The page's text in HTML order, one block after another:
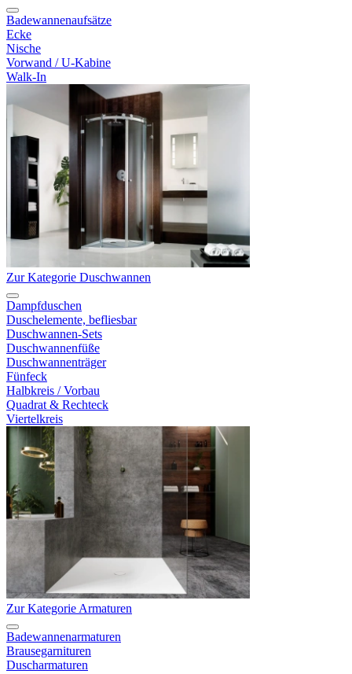
Badewannenaufsätze
Ecke
Nische
Vorwand / U-Kabine
Walk-In
Zur Kategorie Duschwannen
Dampfduschen
Duschelemente, befliesbar
Duschwannen-Sets
Duschwannenfüße
Duschwannenträger
Fünfeck
Halbkreis / Vorbau
Quadrat & Rechteck
Viertelkreis
Zur Kategorie Armaturen
Badewannenarmaturen
Brausegarnituren
Duscharmaturen